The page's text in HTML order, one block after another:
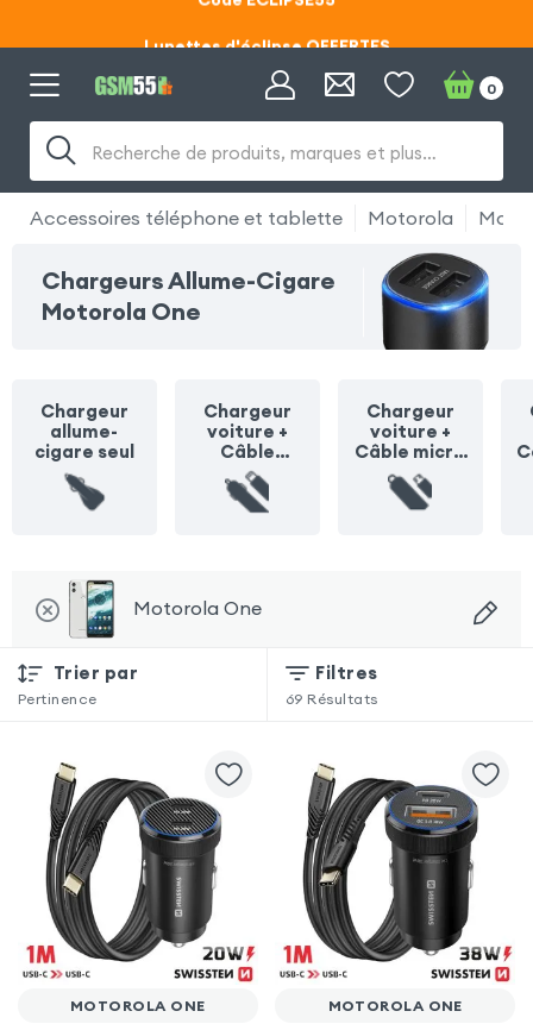
Code ECLIPSE55
Recherche de produits, marques et plus…
0
Accessoires téléphone et tablette Motorola
Chargeurs Allume-Cigare
Motorola One
Chargeur
allume-
cigare seul
Chargeur
voiture +
Câble
Lightning
Chargeur
voiture +
Câble micro
USB
Motorola One
Trier par
Pertinence
Filtres
69 Résultats
MOTOROLA ONE MOTOROLA ONE